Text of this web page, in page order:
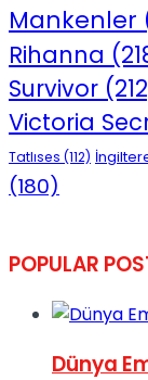
Mankenler
Rihanna
Survivor
Victoria
Tatlıses (112)
(180)
POPULAR
Dünya